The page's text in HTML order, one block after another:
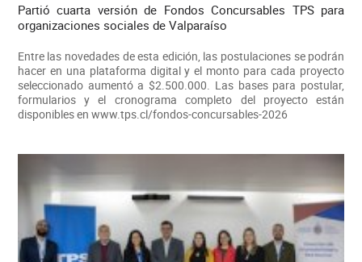
Partió cuarta versión de Fondos Concursables TPS para
organizaciones sociales de Valparaíso
Entre las novedades de esta edición, las postulaciones se podrán
hacer en una plataforma digital y el monto para cada proyecto
seleccionado aumentó a $2.500.000. Las bases para postular,
formularios y el cronograma completo del proyecto están
disponibles en www.tps.cl/fondos-concursables-2026